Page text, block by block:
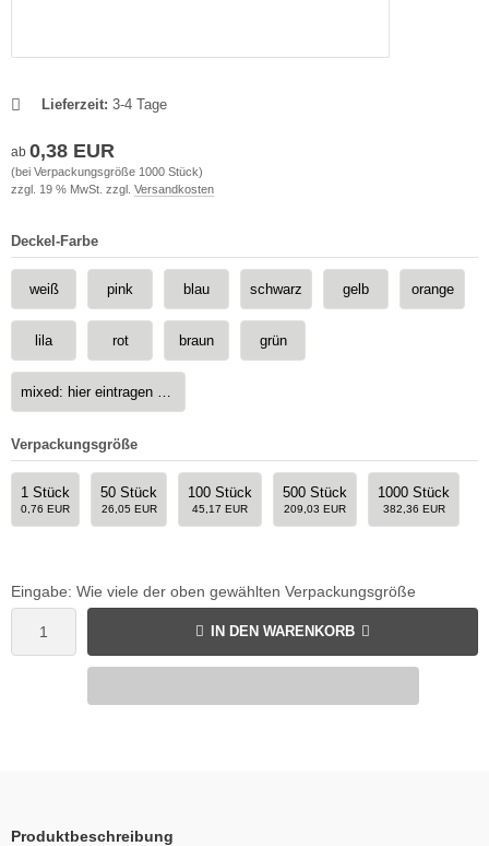
Lieferzeit: 3-4 Tage
ab 0,38 EUR
(bei Verpackungsgröße 1000 Stück)
zzgl. 19 % MwSt. zzgl. Versandkosten
Deckel-Farbe
weiß pink blau schwarz gelb orange
lila rot braun grün
Verpackungsgröße
1 Stück
0,76 EUR
50 Stück
26,05 EUR
100 Stück
45,17 EUR
500 Stück
209,03 EUR
1000 Stück
382,36 EUR
Eingabe: Wie viele der oben gewählten Verpackungsgröße
IN DEN WARENKORB
Produktbeschreibung